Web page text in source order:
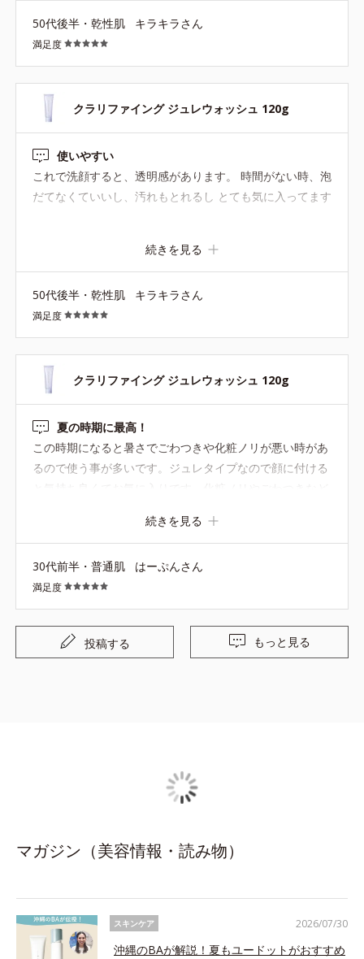
50代後半・乾性肌 キラキラさん
満足度
クラリファイング ジュレウォッシュ 120g
使いやすい
これで洗顔すると、透明感があります。 時間がない時、泡
だてなくていいし、汚れもとれるし とても気に入ってます
続きを見る
50代後半・乾性肌 キラキラさん
満足度
クラリファイング ジュレウォッシュ 120g
夏の時期に最高！
この時期になると暑さでごわつきや化粧ノリが悪い時があ
るので使う事が多いです。ジュレタイプなので顔に付ける
続きを見る
30代前半・普通肌 はーぷんさん
満足度
投稿する もっと見る
マガジン（美容情報・読み物）
スキンケア
沖縄のBAが解説！夏もユードットがおすすめ
2026/07/30